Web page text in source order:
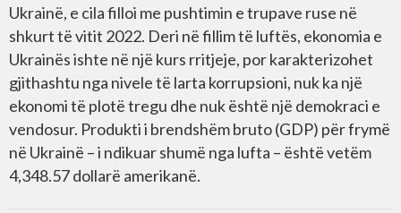
Ukrainë, e cila filloi me pushtimin e trupave ruse në
shkurt të vitit 2022. Deri në fillim të luftës, ekonomia e
Ukrainës ishte në një kurs rritjeje, por karakterizohet
gjithashtu nga nivele të larta korrupsioni, nuk ka një
ekonomi të plotë tregu dhe nuk është një demokraci e
vendosur. Produkti i brendshëm bruto (GDP) për frymë
në Ukrainë – i ndikuar shumë nga lufta – është vetëm
4,348.57 dollarë amerikanë.